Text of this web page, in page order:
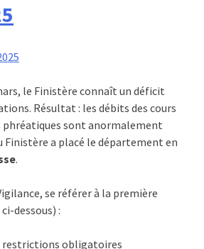
le Finistère connaît un déficit
Résultat : les débits des cours
phréatiques sont anormalement
Finistère a placé le département en
.
se référer à la première
dessous) :
restrictions obligatoires